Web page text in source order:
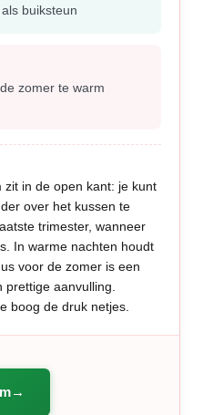
buiksteun
zomer te warm
zit in de open kant: je kunt
over het kussen te
trimester, wanneer
In warme nachten houdt
voor de zomer is een
aanvulling.
boog de druk netjes.